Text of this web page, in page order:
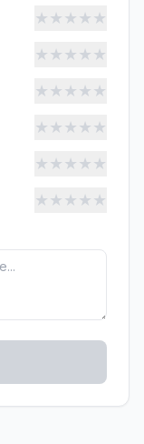
★★★★★
★★★★★
★★★★★
★★★★★
★★★★★
★★★★★